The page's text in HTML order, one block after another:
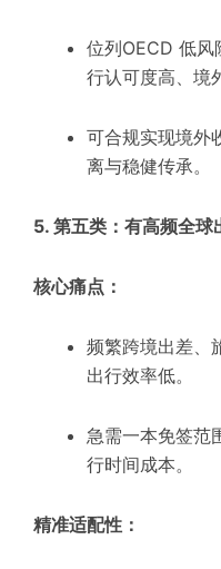
位列OECD 低风
行认可度高、境
可合规实现境外
离与稳健传承。
5. 第五类：有高频全球
核心痛点：
频繁跨境出差、
出行效率低。
急需一本免签范
行时间成本。
精准适配性：